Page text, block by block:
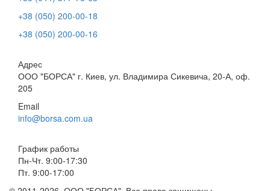
+38 (050) 200-00-18
+38 (050) 200-00-16
Адрес
ООО "БОРСА" г. Киев, ул. Владимира Сикевича, 20-А, оф.
205
Email
info@borsa.com.ua
График работы
Пн-Чт. 9:00-17:30
Пт. 9:00-17:00